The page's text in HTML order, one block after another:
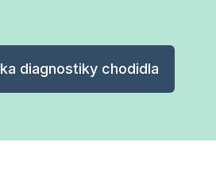
diagnostiky chodidla